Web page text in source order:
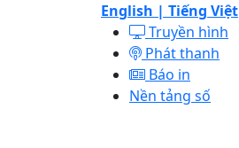
English | Tiếng Việt
Truyền hình
Phát thanh
Báo in
Nền tảng số